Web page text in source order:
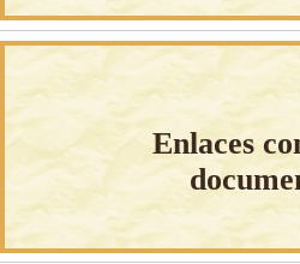
Enlaces